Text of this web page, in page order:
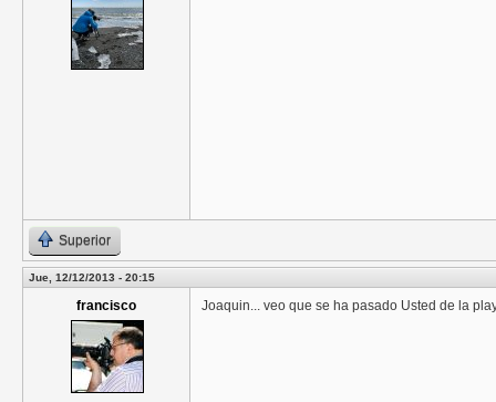
Superior
Jue, 12/12/2013 - 20:15
francisco Joaquin... veo que se ha pasado Usted de la